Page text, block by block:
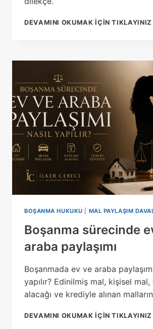
DEVAMINI OKUMAK IÇIN TIKLAYINIZ
BOŞANMA HUKUKU MAL PAYLAŞIM
Boşanma sürecinde
araba paylaşımı
Boşanmada ev ve araba
yapılır? Edinilmiş mal, kişisel mal,
alacağı ve krediyle alınan malların
DEVAMINI OKUMAK IÇIN TIKLAYINIZ